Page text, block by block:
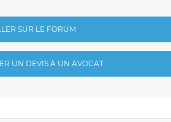
SUR LE FORUM
UN DEVIS À UN AVOCAT